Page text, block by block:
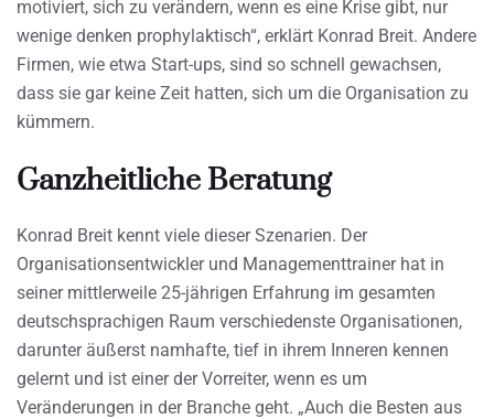
motiviert, sich zu verändern, wenn es eine Krise gibt, nur
wenige denken prophylaktisch“, erklärt Konrad Breit. Andere
Firmen, wie etwa Start-ups, sind so schnell gewachsen,
dass sie gar keine Zeit hatten, sich um die Organisation zu
kümmern.
Ganzheitliche Beratung
Konrad Breit kennt viele dieser Szenarien. Der
Organisationsentwickler und Managementtrainer hat in
seiner mittlerweile 25-jährigen Erfahrung im gesamten
deutschsprachigen Raum verschiedenste Organisationen,
darunter äußerst namhafte, tief in ihrem Inneren kennen
gelernt und ist einer der Vorreiter, wenn es um
Veränderungen in der Branche geht. „Auch die Besten aus